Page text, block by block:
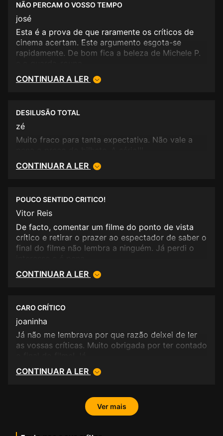
quando revela o final do filme! Nota:2**
NÃO PERCAM O VOSSO TEMPO
josé
Esta é a prova de que raramente os críticos de
cinema acertam. Este argumento esgota-se
rapidamente. De bom fica a beleza de Michele P.
CONTINUAR A LER
DESILUSÃO TOTAL
zé
Muito fraco para tanta expectativa. Não vale a
CONTINUAR A LER
POUCO SENTIDO CRITICO!
Vitor Reis
De facto, comentar um filme do ponto de vista
crítico e retirar o prazer ao espectador de saber o
final do filme não lembra a ninguém. Já perdi o
CONTINUAR A LER
CARO CRÍTICO
joaninha
Já não me lembrava por que razão deixei de ler
as vossas críticas. Muito obrigada por ter contado
CONTINUAR A LER
Ver mais